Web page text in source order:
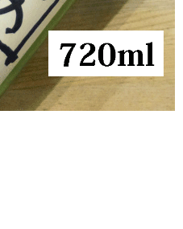
奈川県足柄上郡）
）
酒造（三重県四日市市）
酒造（三重県伊賀市）
県東近江市）
豊能郡能勢町）